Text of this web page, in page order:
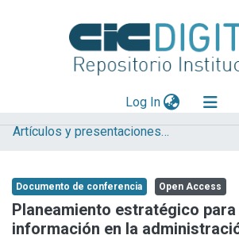
Log In(current)
Explorar
Aportar material
Statistics
Artículos y presentaciones en Congresos
Documento de conferencia Open Access
Planeamiento estratégico
información en la